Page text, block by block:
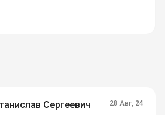
Сергеевич 28 Авг, 24